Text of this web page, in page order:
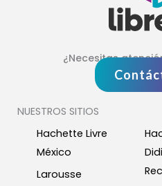
¿Necesitas
NUESTROS SITIOS
Hachette Livre
México
Larousse